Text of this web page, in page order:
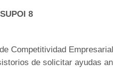
8
Competitividad
de solicitar ayudas